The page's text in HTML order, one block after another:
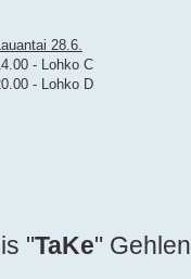
28.6.
- Lohko C
- Lohko D
"TaKe"